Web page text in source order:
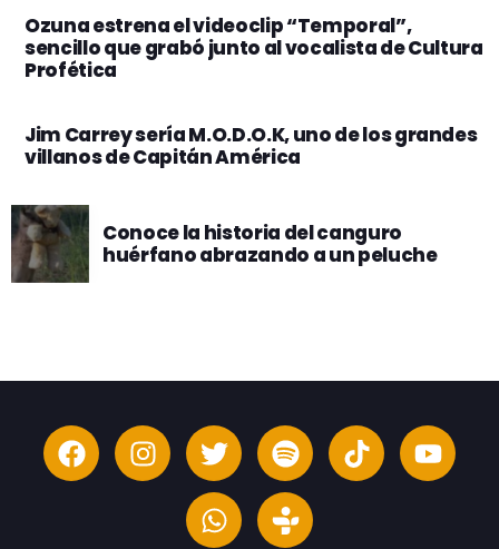
Ozuna estrena el videoclip “Temporal”,
sencillo que grabó junto al vocalista de Cultura
Profética
Jim Carrey sería M.O.D.O.K, uno de los grandes
villanos de Capitán América
Conoce la historia del canguro
huérfano abrazando a un peluche